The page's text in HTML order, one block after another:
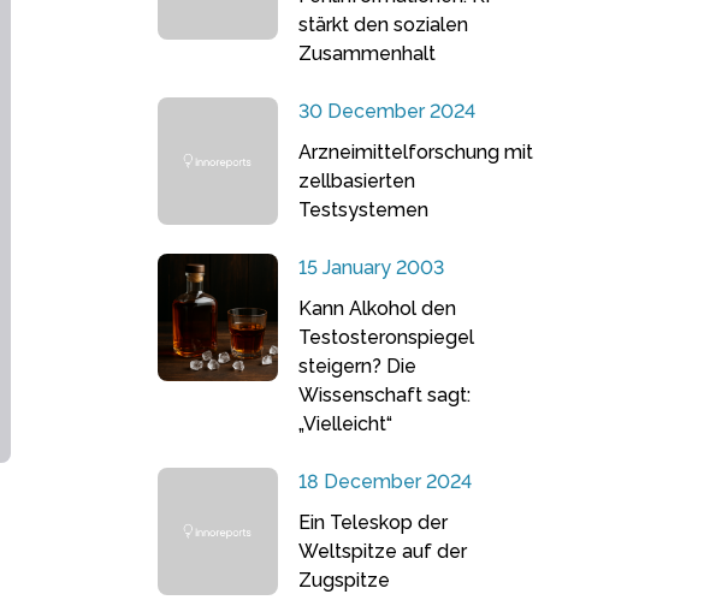
stärkt den sozialen
Zusammenhalt
30 December 2024
Arzneimittelforschung mit
zellbasierten
Testsystemen
15 January 2003
Kann Alkohol den
Testosteronspiegel
steigern? Die
Wissenschaft sagt:
„Vielleicht“
18 December 2024
Ein Teleskop der
Weltspitze auf der
Zugspitze